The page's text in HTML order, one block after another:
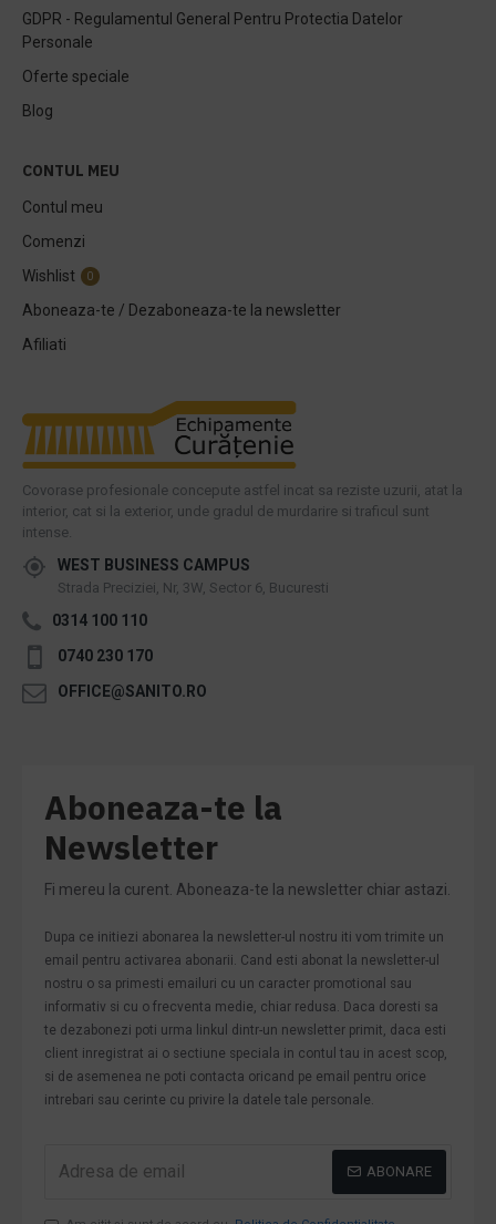
GDPR - Regulamentul General Pentru Protectia Datelor
Personale
Oferte speciale
Blog
CONTUL MEU
Contul meu
Comenzi
Wishlist
0
Aboneaza-te / Dezaboneaza-te la newsletter
Afiliati
Covorase profesionale concepute astfel incat sa reziste uzurii, atat la
interior, cat si la exterior, unde gradul de murdarire si traficul sunt
intense.
WEST BUSINESS CAMPUS
Strada Preciziei, Nr, 3W, Sector 6, Bucuresti
0314 100 110
0740 230 170
OFFICE@SANITO.RO
Aboneaza-te la
Newsletter
Fi mereu la curent. Aboneaza-te la newsletter chiar astazi.
Dupa ce initiezi abonarea la newsletter-ul nostru iti vom trimite un
email pentru activarea abonarii. Cand esti abonat la newsletter-ul
nostru o sa primesti emailuri cu un caracter promotional sau
informativ si cu o frecventa medie, chiar redusa. Daca doresti sa
te dezabonezi poti urma linkul dintr-un newsletter primit, daca esti
client inregistrat ai o sectiune speciala in contul tau in acest scop,
si de asemenea ne poti contacta oricand pe email pentru orice
intrebari sau cerinte cu privire la datele tale personale.
ABONARE